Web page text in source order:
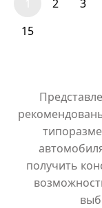
2 3
15
получить